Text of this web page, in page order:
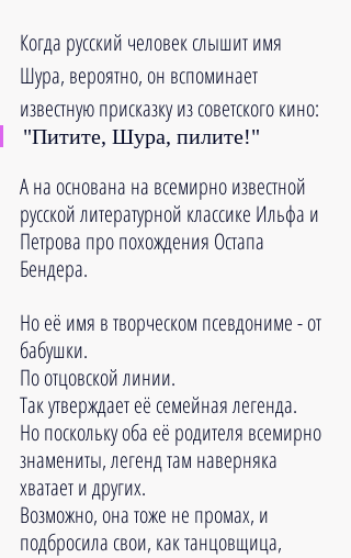
Когда русский человек слышит имя
Шура, вероятно, он вспоминает
известную присказку из советского кино:
"Питите, Шура, пилите!"
А на основана на всемирно известной
русской литературной классике Ильфа и
Петрова про похождения Остапа
Бендера.
Но её имя в творческом псевдониме - от
бабушки.
По отцовской линии.
Так утверждает её семейная легенда.
Но поскольку оба её родителя всемирно
знамениты, легенд там наверняка
хватает и других.
Возможно, она тоже не промах, и
подбросила свои, как танцовщица,